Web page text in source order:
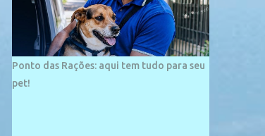
residências de veraneio de grande porte. O
maior empreendimento fixado nessa área é
o SESC Praia, inaugurado em 12 de julho de
1996. Com arquitetura moderna,...
Ponto das Rações: aqui tem tudo para seu
pet!